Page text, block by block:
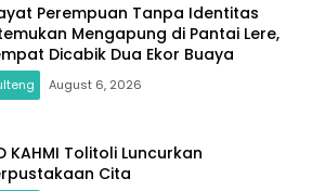
Perempuan Tanpa Identitas
Mengapung di Pantai Lere,
Dicabik Dua Ekor Buaya
August 6, 2026
KAHMI Tolitoli Luncurkan
Cita